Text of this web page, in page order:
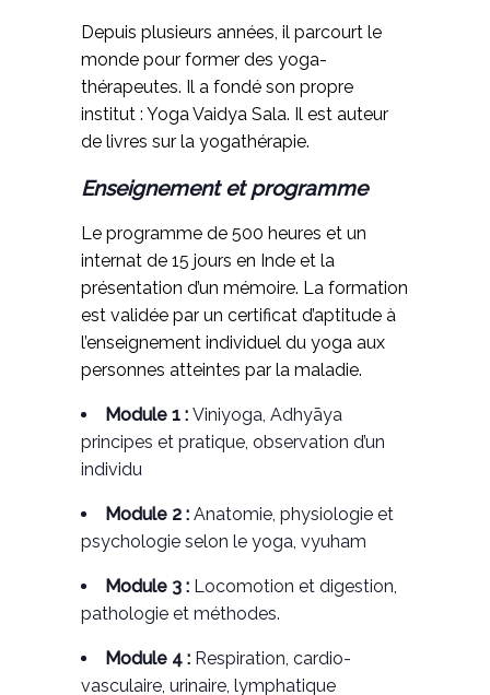
Depuis plusieurs années, il parcourt le
monde pour former des yoga-
thérapeutes. Il a fondé son propre
institut : Yoga Vaidya Sala. Il est auteur
de livres sur la yogathérapie.
Enseignement et programme
Le programme de 500 heures et un
internat de 15 jours en Inde et la
présentation d’un mémoire. La formation
est validée par un certificat d’aptitude à
l’enseignement individuel du yoga aux
personnes atteintes par la maladie.
Module 1 : Viniyoga, Adhyāya
principes et pratique, observation d’un
individu
Module 2 : Anatomie, physiologie et
psychologie selon le yoga, vyuham
Module 3 : Locomotion et digestion,
pathologie et méthodes.
Module 4 : Respiration, cardio-
vasculaire, urinaire, lymphatique